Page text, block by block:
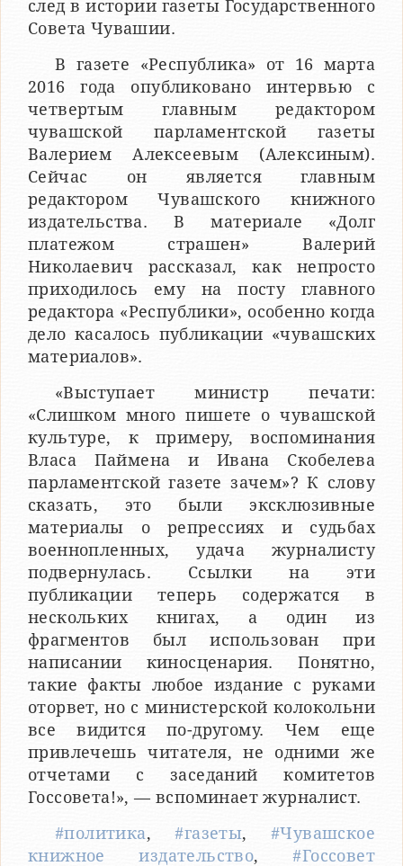
след в истории газеты Государственного
Совета Чувашии.
В газете «Республика» от 16 марта
2016 года опубликовано интервью с
четвертым главным редактором
чувашской парламентской газеты
Валерием Алексеевым (Алексиным).
Сейчас он является главным
редактором Чувашского книжного
издательства. В материале «Долг
платежом страшен» Валерий
Николаевич рассказал, как непросто
приходилось ему на посту главного
редактора «Республики», особенно когда
дело касалось публикации «чувашских
материалов».
«Выступает министр печати:
«Слишком много пишете о чувашской
культуре, к примеру, воспоминания
Власа Паймена и Ивана Скобелева
парламентской газете зачем»? К слову
сказать, это были эксклюзивные
материалы о репрессиях и судьбах
военнопленных, удача журналисту
подвернулась. Ссылки на эти
публикации теперь содержатся в
нескольких книгах, а один из
фрагментов был использован при
написании киносценария. Понятно,
такие факты любое издание с руками
оторвет, но с министерской колокольни
все видится по-другому. Чем еще
привлечешь читателя, не одними же
отчетами с заседаний комитетов
Госсовета!», — вспоминает журналист.
#политика,#газеты, #Чувашское
книжное издательство,#Госсовет